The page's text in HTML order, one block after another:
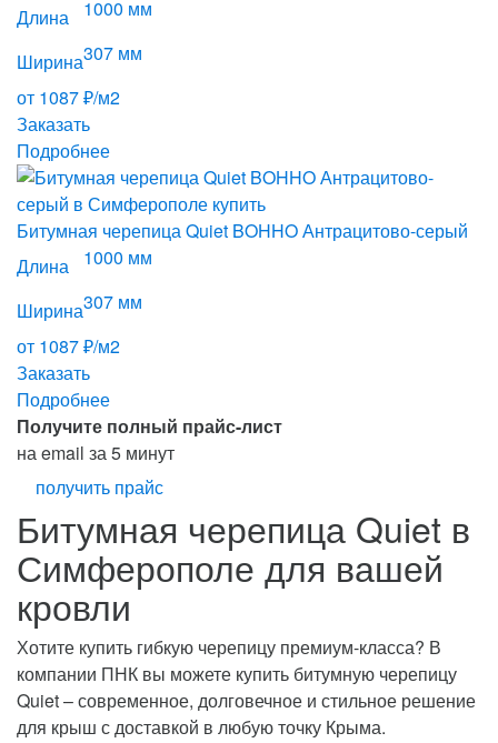
Длина 1000 мм
Ширина307 мм
от 1087 ₽/м2
Заказать
Подробнее
Битумная черепица Quiet BOHHO Антрацитово-серый
Длина
1000 мм
Ширина307 мм
от 1087 ₽/м2
Заказать
Подробнее
Получите полный прайс-лист
на email за 5 минут
получить прайс
Битумная черепица Quiet в
Симферополе для вашей
кровли
Хотите купить гибкую черепицу премиум-класса? В
компании ПНК вы можете купить битумную черепицу
Quiet – современное, долговечное и стильное решение
для крыш с доставкой в любую точку Крыма.